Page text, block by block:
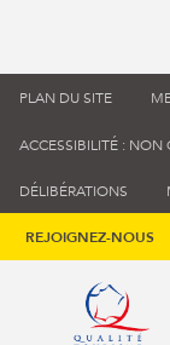
PLAN DU SITE
ACCESSIBILITÉ : NON
DÉLIBÉRATIONS
REJOIGNEZ-NOUS
Qualité